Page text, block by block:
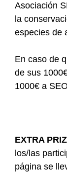
Asociación
la
especies de
En caso de
de sus
1000€ a
EXTRA
los/las
página se